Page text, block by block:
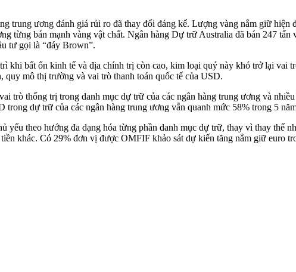
trung ương đánh giá rủi ro đã thay đổi đáng kể. Lượng vàng nắm giữ
từng bán mạnh vàng vật chất. Ngân hàng Dự trữ Australia đã bán 247
tư gọi là “đáy Brown”.
khi bất ổn kinh tế và địa chính trị còn cao, kim loại quý này khó trở lại
quy mô thị trường và vai trò thanh toán quốc tế của USD.
trò thống trị trong danh mục dự trữ của các ngân hàng trung ương và
dự trữ của các ngân hàng trung ương vẫn quanh mức 58% trong 5
yếu theo hướng đa dạng hóa từng phần danh mục dự trữ, thay vì thay thế
tiền khác. Có 29% đơn vị được OMFIF khảo sát dự kiến tăng nắm giữ euro